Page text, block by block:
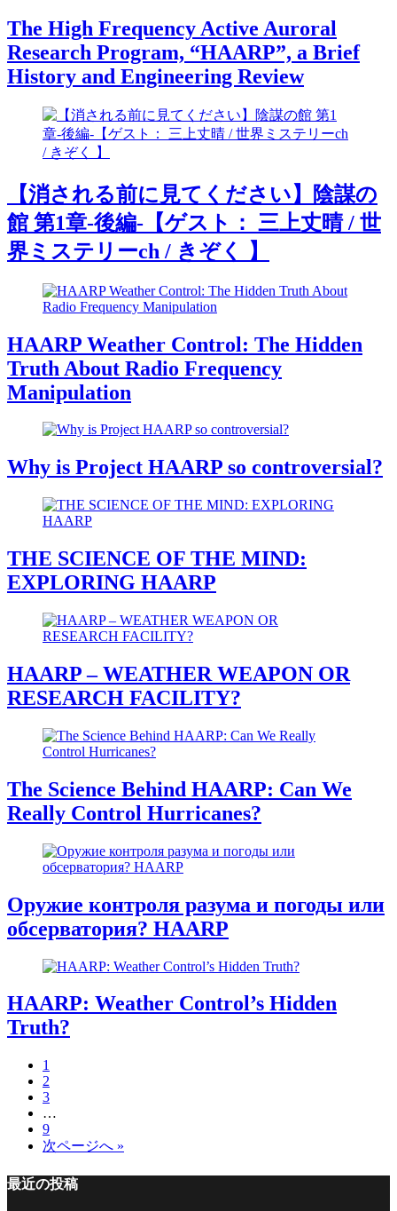
The High Frequency Active Auroral
Research Program, “HAARP”, a Brief
History and Engineering Review
【消される前に見てください】陰謀の
館 第1章-後編-【ゲスト： 三上丈晴 / 世
界ミステリーch / きぞく 】
HAARP Weather Control: The Hidden
Truth About Radio Frequency
Manipulation
Why is Project HAARP so controversial?
THE SCIENCE OF THE MIND:
EXPLORING HAARP
HAARP – WEATHER WEAPON OR
RESEARCH FACILITY?
The Science Behind HAARP: Can We
Really Control Hurricanes?
Оружие контроля разума и погоды или
обсерватория? HAARP
HAARP: Weather Control’s Hidden
Truth?
1
2
3
…
9
次ページへ »
最近の投稿